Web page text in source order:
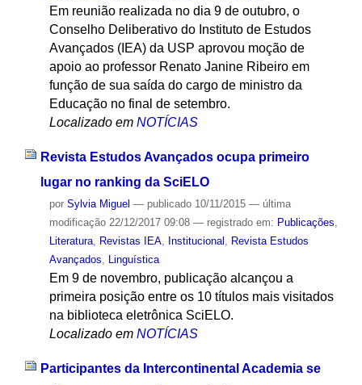
Em reunião realizada no dia 9 de outubro, o
Conselho Deliberativo do Instituto de Estudos
Avançados (IEA) da USP aprovou moção de
apoio ao professor Renato Janine Ribeiro em
função de sua saída do cargo de ministro da
Educação no final de setembro.
Localizado em NOTÍCIAS
Revista Estudos Avançados ocupa primeiro
lugar no ranking da SciELO
por Sylvia Miguel — publicado10/11/2015 — última
modificação22/12/2017 09:08 — registrado em: Publicações,
Literatura, Revistas IEA, Institucional , Revista Estudos
Avançados, Linguística
Em 9 de novembro, publicação alcançou a
primeira posição entre os 10 títulos mais visitados
na biblioteca eletrônica SciELO.
Localizado em NOTÍCIAS
Participantes da Intercontinental Academia se